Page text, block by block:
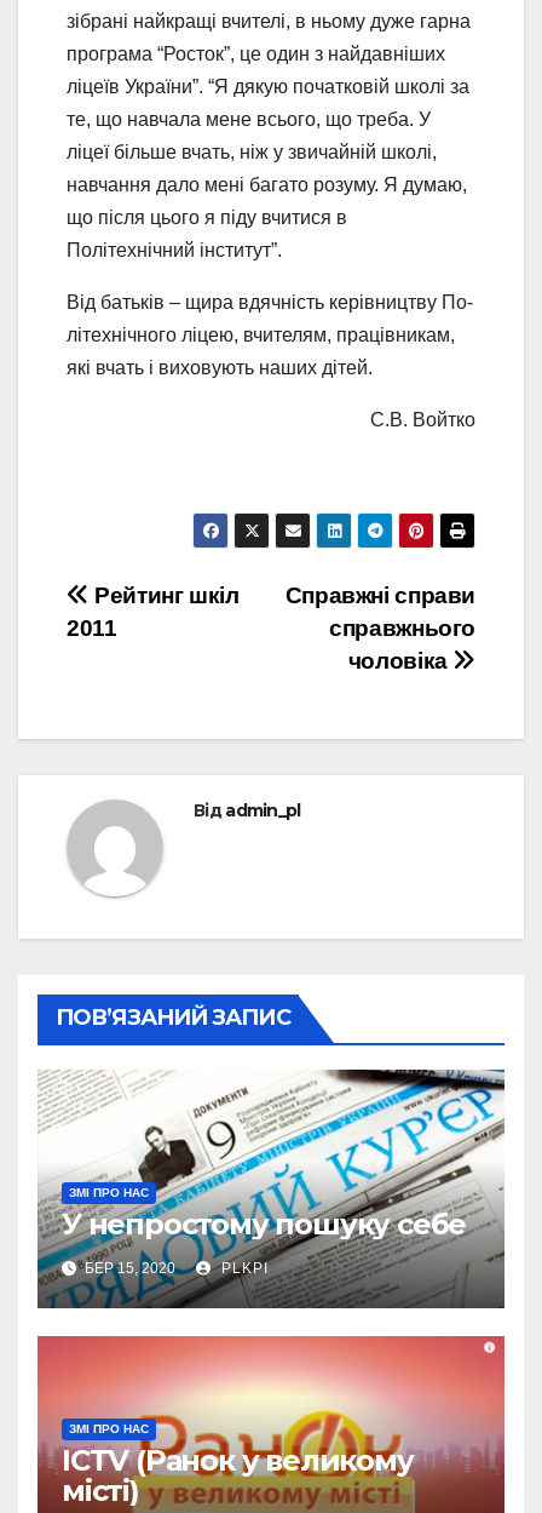
зібрані найкращі вчителі, в ньому дуже гарна
програма “Росток”, це один з найдавніших
ліцеїв України”. “Я дякую початковій школі за
те, що навчала мене всього, що треба. У
ліцеї більше вчать, ніж у звичайній школі,
навчання дало мені багато розуму. Я думаю,
що після цього я піду вчитися в
Політехнічний інститут”.
Від батьків – щира вдячність керівництву По­
літехнічного ліцею, вчителям, працівникам,
які вчать і виховують наших дітей.
С.В. Войтко
Навігація
Справжні справи
справжнього
чоловіка
Рейтинг шкіл
2011
Відadmin_pl
ПОВ’ЯЗАНИЙ ЗАПИС
ЗМІ ПРО НАС
У непростому пошуку себе
БЕР 15, 2020 PLKPI
ЗМІ ПРО НАС
ICTV (Ранок у великому
місті)